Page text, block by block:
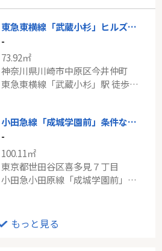
東急東横線「武蔵小杉」ヒルズ武蔵小杉
-
73.92㎡
神奈川県川崎市中原区今井仲町
東急東横線「武蔵小杉」駅 徒歩7分
小田急線「成城学園前」条件なし土地
-
100.11㎡
東京都世田谷区喜多見７丁目
小田急小田原線「成城学園前」駅 徒歩15分
京急本線「八丁畷」中古戸建
-
もっと見る